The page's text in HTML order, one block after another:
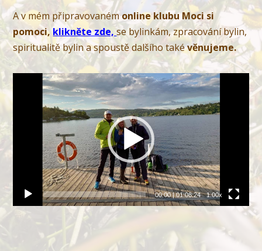
A v mém připravovanémonline klubu Moci si
pomoci,klikněte zde,se bylinkám, zpracování bylin,
spiritualitě bylin a spoustě dalšího takévěnujeme.
přehrávač
00:00|01:08:24 1.00x